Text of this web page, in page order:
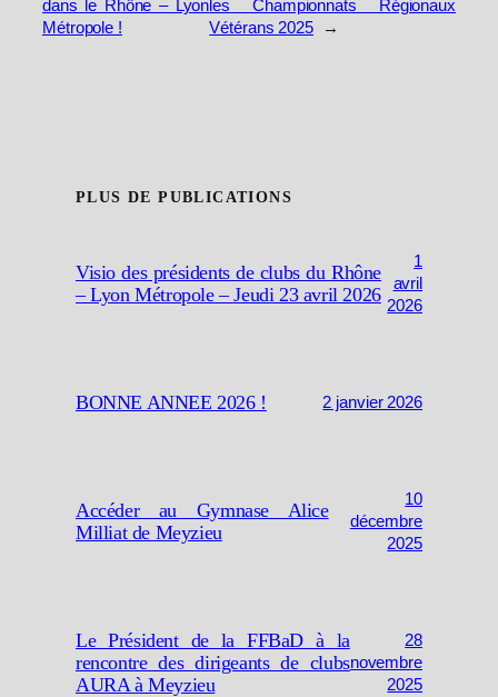
dans le Rhône – Lyon
Métropole !
les Championnats Régionaux
Vétérans 2025
→
PLUS DE PUBLICATIONS
Visio des présidents de clubs du Rhône
– Lyon Métropole – Jeudi 23 avril 2026
1
avril
2026
BONNE ANNEE 2026 ! 2 janvier 2026
Accéder au Gymnase Alice
Milliat de Meyzieu
10
décembre
2025
Le Président de la FFBaD à la
rencontre des dirigeants de clubs
AURA à Meyzieu
28
novembre
2025